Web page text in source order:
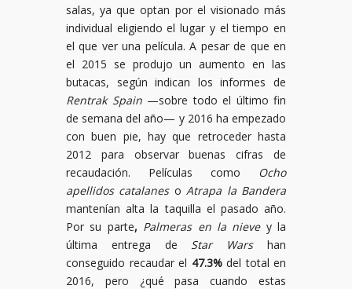
salas, ya que optan por el visionado más
individual eligiendo el lugar y el tiempo en
el que ver una película. A pesar de que en
el 2015 se produjo un aumento en las
butacas, según indican los informes de
Rentrak Spain—sobre todo el último fin
de semana del año— y 2016 ha empezado
con buen pie, hay que retroceder hasta
2012 para observar buenas cifras de
recaudación. Películas como
Ocho
apellidos catalanesoAtrapa la Bandera
mantenían alta la taquilla el pasado año.
Por su parte, Palmeras en la nievey la
última entrega de Star Warshan
conseguido recaudar el 47.3%del total en
2016, pero ¿qué pasa cuando estas